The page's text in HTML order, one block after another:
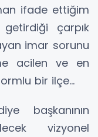
ifade ettiğim
getirdiği çarpık
imar sorunu
acilen ve en
bir ilçe…
başkanının
vizyonel